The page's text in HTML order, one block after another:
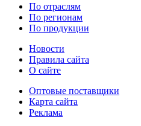
По отраслям
По регионам
По продукции
Новости
Правила сайта
О сайте
Оптовые поставщики
Карта сайта
Реклама